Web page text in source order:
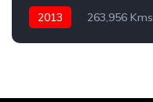
2013 263,956 Kms